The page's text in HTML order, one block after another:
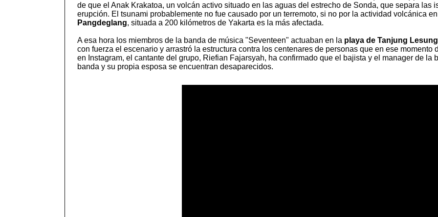
de que el Anak Krakatoa, un volcán activo situado en las aguas del estrecho de Sonda, que separa las
erupción. El tsunami probablemente no fue causado por un terremoto, si no por la actividad volcánica
Pangdeglang, situada a 200 kilómetros de Yakarta es la más afectada.
A esa hora los miembros de la banda de música "Seventeen" actuaban en la playa de Tanjung Lesung
con fuerza el escenario y arrastró la estructura contra los centenares de personas que en ese momento
en Instagram, el cantante del grupo, Riefian Fajarsyah, ha confirmado que el bajista y el manager de la
banda y su propia esposa se encuentran desaparecidos.